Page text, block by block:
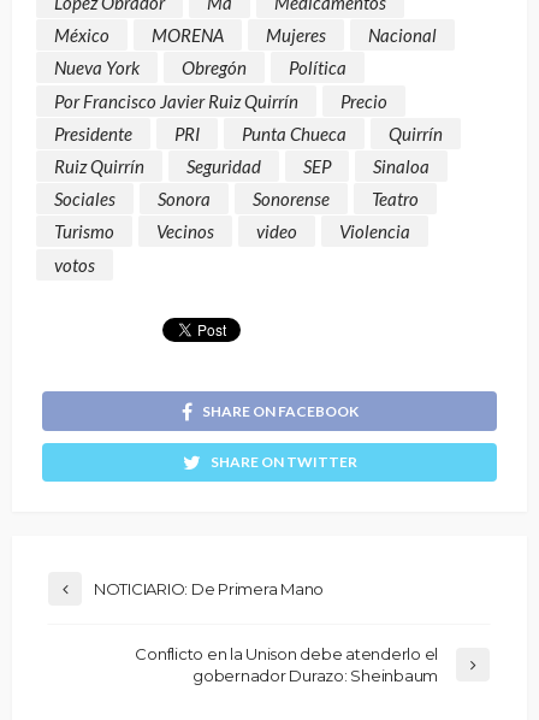
México
MORENA Mujeres
Nacional
Nueva York
Obregón
Política
Por Francisco Javier Ruiz Quirrín
Precio
Presidente
PRI Punta Chueca
Quirrín
Ruiz Quirrín
Seguridad SEP
Sinaloa
Sociales
Sonora Sonorense
Teatro
Turismo
Vecinos video
Violencia
votos
SHARE ON FACEBOOK
SHARE ON TWITTER
NOTICIARIO: De Primera Mano
Conflicto en la Unison debe atenderlo el
gobernador Durazo: Sheinbaum